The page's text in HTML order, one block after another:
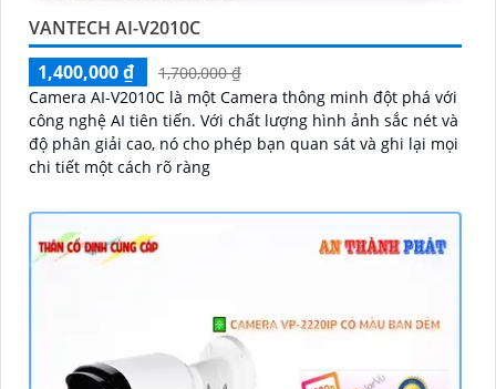
VANTECH AI-V2010C
1,400,000 ₫
1,700,000 ₫
Camera AI-V2010C là một Camera thông minh đột phá với
công nghệ AI tiên tiến. Với chất lượng hình ảnh sắc nét và
độ phân giải cao, nó cho phép bạn quan sát và ghi lại mọi
chi tiết một cách rõ ràng